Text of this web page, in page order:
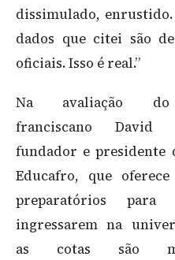
dissimulado, enrustido.
dados que citei são
oficiais. Isso é real.”
Na avaliação
franciscano David
fundador e presidente
Educafro, que oferece
preparatórios para
ingressarem na
as cotas são